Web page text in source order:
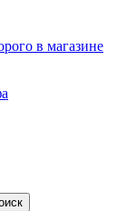
в магазине